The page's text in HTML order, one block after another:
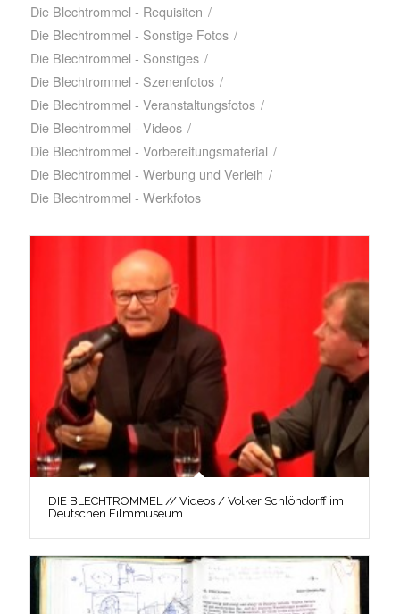
Die Blechtrommel - Requisiten /
Die Blechtrommel - Sonstige Fotos /
Die Blechtrommel - Sonstiges /
Die Blechtrommel - Szenenfotos /
Die Blechtrommel - Veranstaltungsfotos /
Die Blechtrommel - Videos /
Die Blechtrommel - Vorbereitungsmaterial /
Die Blechtrommel - Werbung und Verleih /
Die Blechtrommel - Werkfotos
DIE BLECHTROMMEL // Videos / Volker Schlöndorff im
Deutschen Filmmuseum